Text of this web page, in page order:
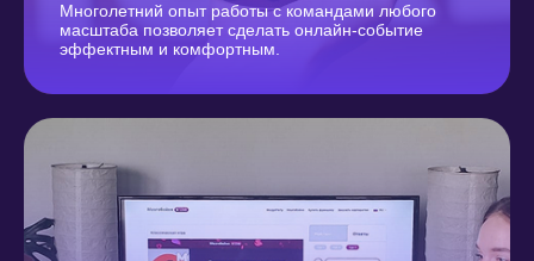
Многолетний опыт работы с командами любого
масштаба позволяет сделать онлайн-событие
эффектным и комфортным.